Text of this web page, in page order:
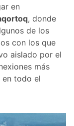
en
, donde
de los
con los que
aislado por el
más
en todo el